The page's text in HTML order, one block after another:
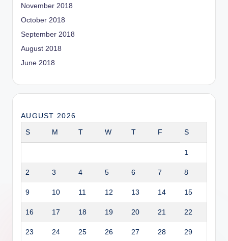
November 2018
October 2018
September 2018
August 2018
June 2018
AUGUST 2026
S M T W T F S
1
2 3 4 5 6 7 8
9 10 11 12 13 14 15
16 17 18 19 20 21 22
23 24 25 26 27 28 29